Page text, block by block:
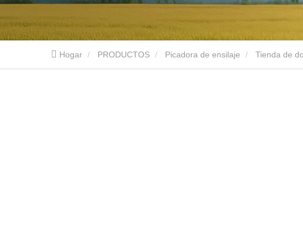
Hogar PRODUCTOS Picadora de ensilaje Tienda de